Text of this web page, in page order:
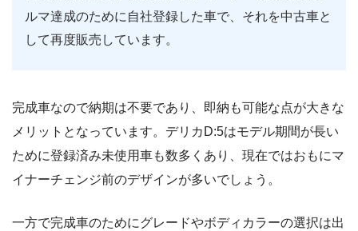
ルマ達成のために自社登録した車で、それを中古車と
して再度販売しています。
完成車なので納期は不要であり、即納も可能な点が大きな
メリットとなっています。デリカD:5はモデル期間が長い
ために登録済み未使用車も数多くあり、現在ではおもにマ
イナーチェンジ前のデザインが多いでしょう。
一方で完成車のためにグレードやボディカラーの選択は出